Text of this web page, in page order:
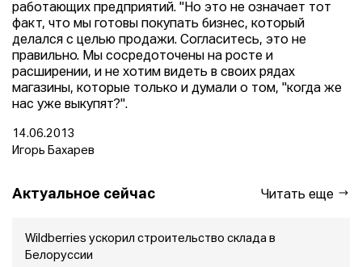
работающих предприятий. "Но это не означает тот
факт, что мы готовы покупать бизнес, который
делался с целью продажи. Согласитесь, это не
правильно. Мы сосредоточены на росте и
расширении, и не хотим видеть в своих рядах
магазины, которые только и думали о том, "когда же
нас уже выкупят?".
14.06.2013
Игорь Бахарев
Актуальное сейчас Читать еще
Wildberries ускорил строительство склада в
Белоруссии